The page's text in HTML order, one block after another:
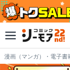
漫画（マンガ）・電子書